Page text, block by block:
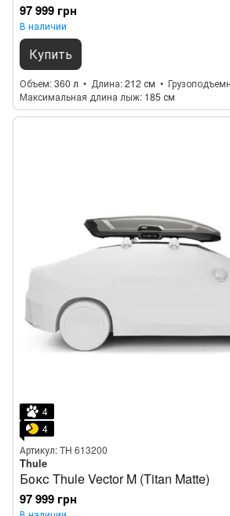
97 999 грн
В наличии
Купить
Объем 360 л Длина 212 см
Максимальная длина лыж 185 см
4
4
Артикул: TH 613200
Thule
Бокс Thule Vector M (Titan Matte)
97 999 грн